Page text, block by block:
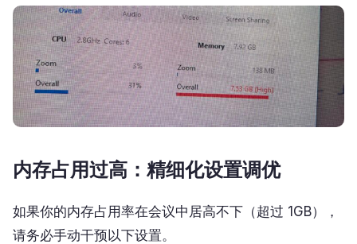
内存占用过高：精细化设置调优
如果你的内存占用率在会议中居高不下（超过 1GB），
请务必手动干预以下设置。